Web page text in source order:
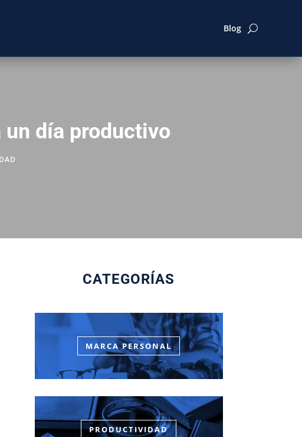
Blog
día productivo
CATEGORÍAS
MARCA PERSONAL
PRODUCTIVIDAD